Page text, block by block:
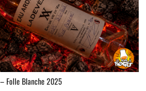
Folle Blanche 2025